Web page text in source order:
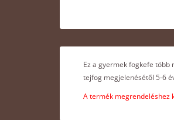
Ez a gyermek fogkefe több
tejfog megjelenésétől 5-6
A termék megrendeléshez